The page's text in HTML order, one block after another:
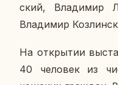
ский, Вла­ди­мир
Вла­ди­мир
На от­кры­тии
40 че­ло­век из